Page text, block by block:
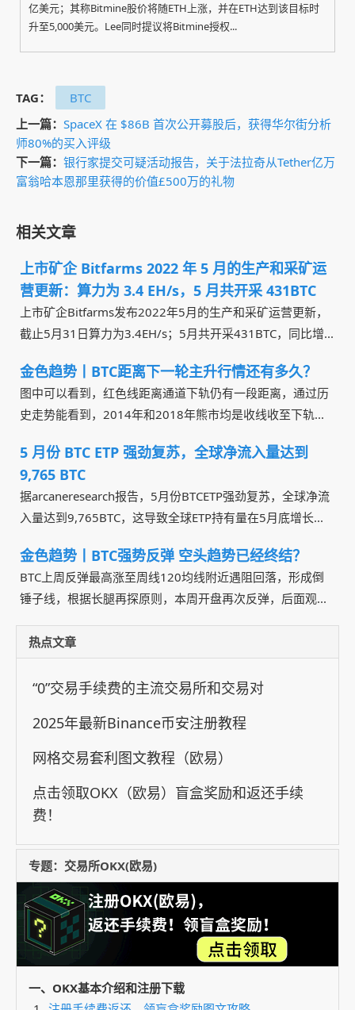
亿美元；其称Bitmine股价将随ETH上涨，并在ETH达到该目标时
升至5,000美元。Lee同时提议将Bitmine授权...
TAG：
BTC
上一篇： SpaceX 在 $86B 首次公开募股后，获得华尔街分析
师80%的买入评级
下一篇： 银行家提交可疑活动报告，关于法拉奇从Tether亿万
富翁哈本恩那里获得的价值£500万的礼物
相关文章
上市矿企 Bitfarms 2022 年 5 月的生产和采矿运
营更新：算力为 3.4 EH/s，5 月共开采 431BTC
上市矿企Bitfarms发布2022年5月的生产和采矿运营更新，
截止5月31日算力为3.4EH/s；5月共开采431BTC，同比增...
金色趋势丨BTC距离下一轮主升行情还有多久？
图中可以看到，红色线距离通道下轨仍有一段距离，通过历
史走势能看到，2014年和2018年熊市均是收线收至下轨...
5 月份 BTC ETP 强劲复苏，全球净流入量达到
9,765 BTC
据arcaneresearch报告，5月份BTCETP强劲复苏，全球净流
入量达到9,765BTC，这导致全球ETP持有量在5月底增长...
金色趋势丨BTC强势反弹 空头趋势已经终结？
BTC上周反弹最高涨至周线120均线附近遇阻回落，形成倒
锤子线，根据长腿再探原则，本周开盘再次反弹，后面观...
热点文章
“0”交易手续费的主流交易所和交易对
2025年最新Binance币安注册教程
网格交易套利图文教程（欧易）
点击领取OKX（欧易）盲盒奖励和返还手续
费！
专题：交易所OKX(欧易)
一、OKX基本介绍和注册下载